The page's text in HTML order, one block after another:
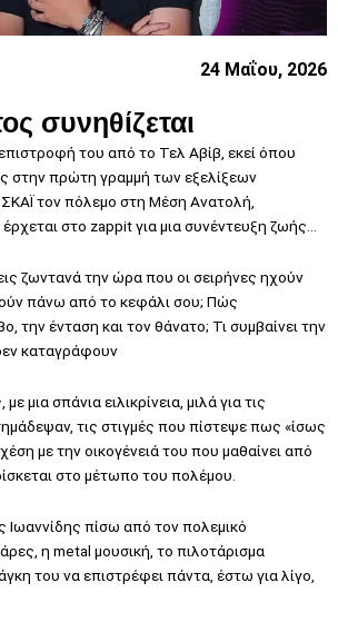
24 Μαΐου, 2026
συνηθίζεται
του από το Τελ Αβίβ, εκεί όπου
στην πρώτη γραμμή των εξελίξεων
τον πόλεμο στη Μέση Ανατολή,
έρχεται στο zappit για μια συνέντευξη ζωής…
ζωντανά την ώρα που οι σειρήνες ηχούν
πάνω από το κεφάλι σου; Πώς
την ένταση και τον θάνατο; Τι συμβαίνει την
καταγράφουν
μια σπάνια ειλικρίνεια, μιλά για τις
τις στιγμές που πίστεψε πως «ίσως
με την οικογένειά του που μαθαίνει από
στο μέτωπο του πολέμου.
Ιωαννίδης πίσω από τον πολεμικό
η metal μουσική, το πιλοτάρισμα
του να επιστρέφει πάντα, έστω για λίγο,